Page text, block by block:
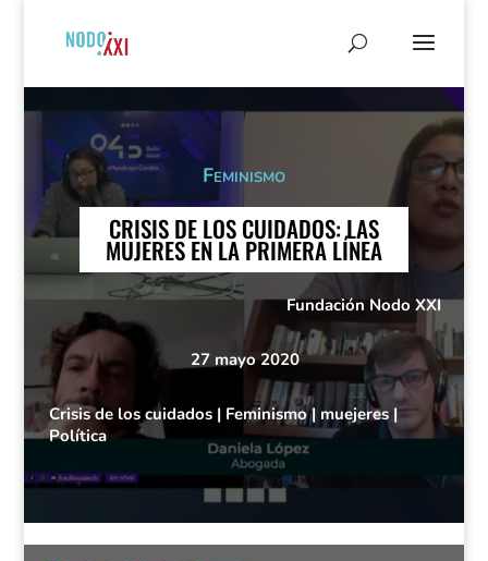
Feminismo
CRISIS DE LOS CUIDADOS: LAS
MUJERES EN LA PRIMERA LÍNEA
Fundación Nodo XXI
27 mayo 2020
Crisis de los cuidados| Feminismo| muejeres|
Política